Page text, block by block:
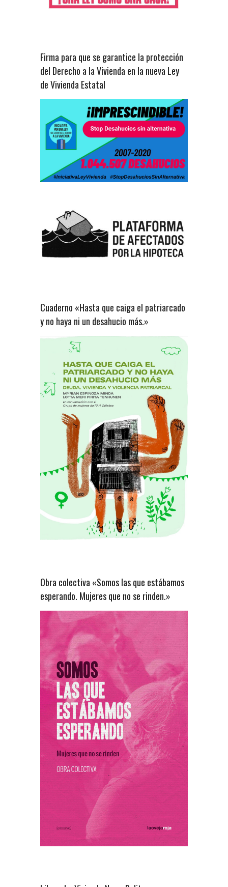
Firma para que se garantice la protección
del Derecho a la Vivienda en la nueva Ley
de Vivienda Estatal
Cuaderno «Hasta que caiga el patriarcado
y no haya ni un desahucio más.»
Obra colectiva «Somos las que estábamos
esperando. Mujeres que no se rinden.»